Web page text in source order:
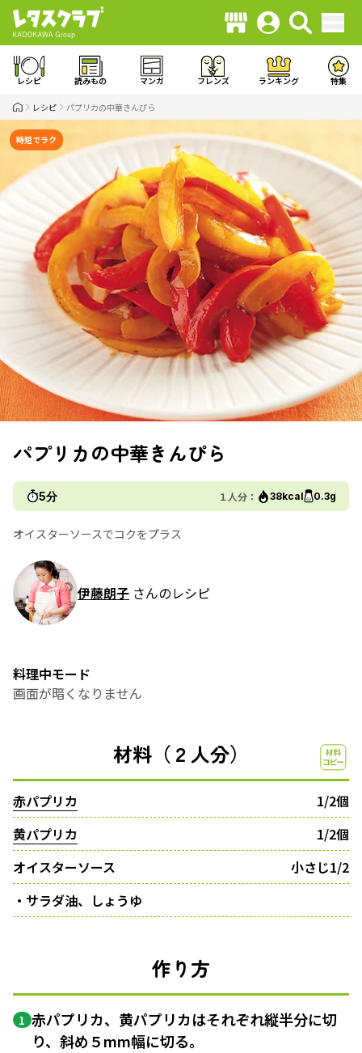
レシピ 読みもの マンガ フレンズ ランキング 特集
レシピ パプリカの中華きんぴら
時短でラク
パプリカの中華きんぴら
5分 １人分： 38kcal 0.3g
オイスターソースでコクをプラス
伊藤朗子 さんのレシピ
料理中モード
画面が暗くなりません
材料（２人分）
赤パプリカ
1/2個
黄パプリカ
1/2個
オイスターソース
小さじ1/2
・サラダ油、しょうゆ
作り方
1 赤パプリカ、黄パプリカはそれぞれ縦半分に切
り、斜め５mm幅に切る。